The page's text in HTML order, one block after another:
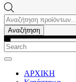
Products
search
Αναζήτηση
ΑΡΧΙΚΗ